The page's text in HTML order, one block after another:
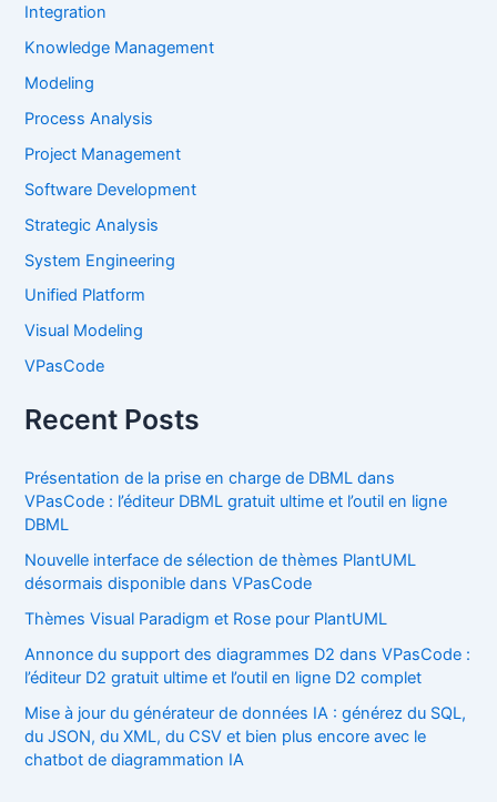
Integration
Knowledge Management
Modeling
Process Analysis
Project Management
Software Development
Strategic Analysis
System Engineering
Unified Platform
Visual Modeling
VPasCode
Recent Posts
Présentation de la prise en charge de DBML dans
VPasCode : l’éditeur DBML gratuit ultime et l’outil en ligne
DBML
Nouvelle interface de sélection de thèmes PlantUML
désormais disponible dans VPasCode
Thèmes Visual Paradigm et Rose pour PlantUML
Annonce du support des diagrammes D2 dans VPasCode :
l’éditeur D2 gratuit ultime et l’outil en ligne D2 complet
Mise à jour du générateur de données IA : générez du SQL,
du JSON, du XML, du CSV et bien plus encore avec le
chatbot de diagrammation IA